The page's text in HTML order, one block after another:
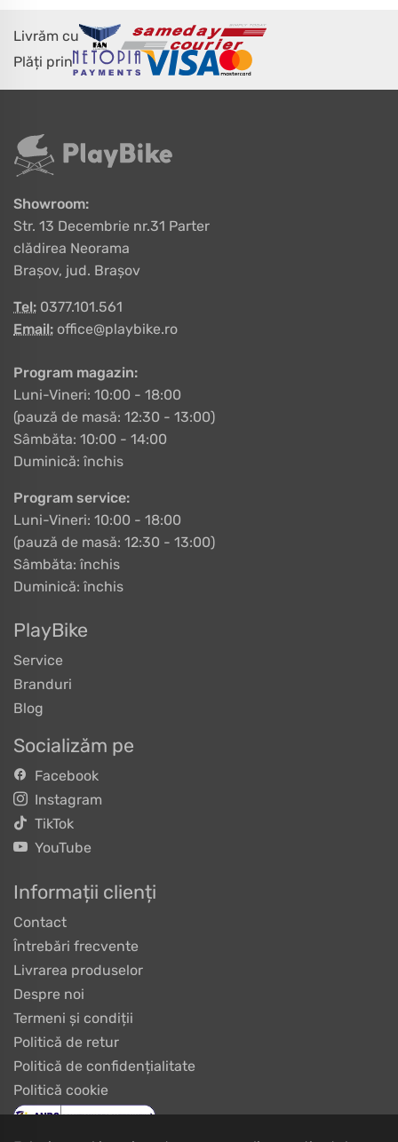
Livrăm cu
Plăți prin
Showroom:
Str. 13 Decembrie nr.31 Parter
clădirea Neorama
Brașov, jud. Brașov
Tel: 0377.101.561
Email: office@playbike.ro
Program magazin:
Luni-Vineri: 10:00 - 18:00
(pauză de masă: 12:30 - 13:00)
Sâmbăta: 10:00 - 14:00
Duminică: închis
Program service:
Luni-Vineri: 10:00 - 18:00
(pauză de masă: 12:30 - 13:00)
Sâmbăta: închis
Duminică: închis
PlayBike
Service
Branduri
Blog
Socializăm pe
Facebook
Instagram
TikTok
YouTube
Informații clienți
Contact
Întrebări frecvente
Livrarea produselor
Despre noi
Termeni și condiții
Politică de retur
Politică de confidențialitate
Politică cookie